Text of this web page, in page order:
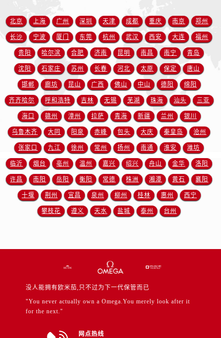
福建省漳州市龙文区步港路售后服务中心（需提前预约）
江苏省常州市新北区龙锦路1590号现代传媒中心5号楼10层1008室售后服务中心（需提前预约）
江苏省淮安市清江浦区淮海北路售后服务中心（需提前预约）
江苏省连云港市海州区通灌北路售后服务中心（需提前预约）
江苏省南京市秦淮区中山南路1号南京中心22层22-C1-C3室售后服务中心（需提前预约）
江苏省宿迁市宿城区西湖路售后服务中心（需提前预约）
江苏省泰州市海陵区永定东路399号置地商务中心东塔（华润万象城）17层1706室售后服务中心（需提前预约）
江苏省徐州市鼓楼区淮海东路29号苏宁广场IFC国际金融中心35层3508室售后服务中心（需提前预约）
江苏省盐城市盐都区世纪大道5号盐城金融城写字楼1号楼16层1604室售后服务中心（需提前预约）
江苏省扬州市邗江区国展路29号星耀天地写字楼1号楼18层1803室售后服务中心（需提前预约）
江苏省镇江市京口区中山东路售后服务中心（需提前预约）
江西省抚州市临川区赣东大道售后服务中心（需提前预约）
江西省赣州市章贡区文清路售后服务中心（需提前预约）
江西省吉安市吉州区井冈山大道售后服务中心（需提前预约）
北京 上海 广州 深圳 天津 成都 重庆 南京 郑州
长沙 宁波 厦门 东莞 杭州 武汉 西安 大连 福州
贵阳 哈尔滨 合肥 济南 昆明 南昌 南宁 青岛
沈阳 石家庄 苏州 长春 河北 太原 保定 唐山
邯郸 廊坊 昆山 广西 佛山 中山 德阳 绵阳
齐齐哈尔 呼和浩特 吉林 无锡 芜湖 珠海 汕头 三亚
海口 赣州 漳州 拉萨 青海 新疆 兰州 银川
乌鲁木齐 大同 阳泉 赤峰 包头 大庆 秦皇岛 沧州
张家口 九江 徐州 常州 扬州 南通 淮安 潍坊
临沂 烟台 亳州 温州 嘉兴 绍兴 舟山 金华 洛阳
许昌 南阳 岳阳 衡阳 常德 株洲 湘潭 黄石 襄阳
十堰 荆州 宜昌 泉州 柳州 桂林 惠州 西宁
攀枝花 遵义 天水 盐城 泰州 台州
没人能拥有欧米茄,只不过为下一代保管而已
"You never actually own a Omega.You merely look after it
for the next."
网点热线